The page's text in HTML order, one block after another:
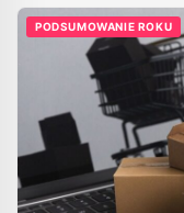
PODSUMOWANIE ROKU